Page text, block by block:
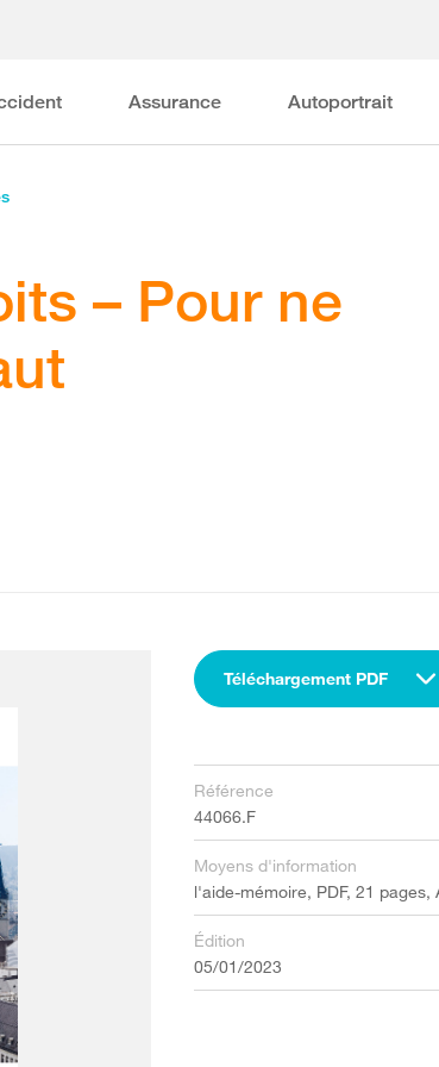
Assurance Autoportrait
– Pour ne
Téléchargement PDF
Référence
44066.F
Moyens d'information
l'aide-mémoire, PDF, 21 pages,
Édition
05/01/2023